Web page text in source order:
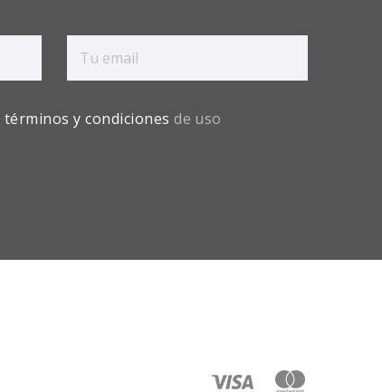
términos y condiciones de uso